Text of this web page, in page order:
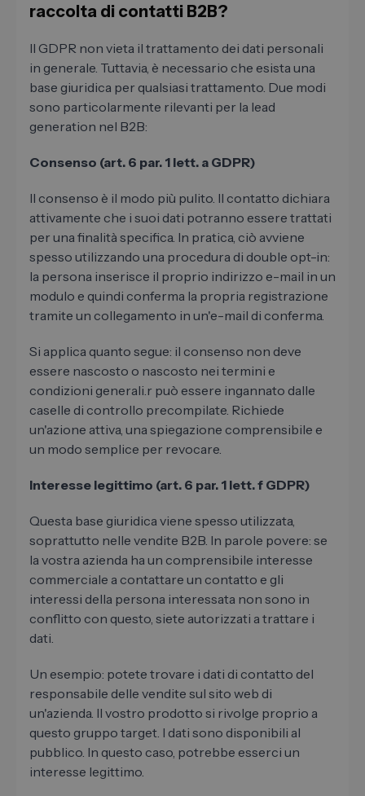
raccolta di contatti B2B?
Il GDPR non vieta il trattamento dei dati personali
in generale. Tuttavia, è necessario che esista una
base giuridica per qualsiasi trattamento. Due modi
sono particolarmente rilevanti per la lead
generation nel B2B:
Consenso (art. 6 par. 1 lett. a GDPR)
Il consenso è il modo più pulito. Il contatto dichiara
attivamente che i suoi dati potranno essere trattati
per una finalità specifica. In pratica, ciò avviene
spesso utilizzando una procedura di double opt-in:
la persona inserisce il proprio indirizzo e-mail in un
modulo e quindi conferma la propria registrazione
tramite un collegamento in un'e-mail di conferma.
Si applica quanto segue: il consenso non deve
essere nascosto o nascosto nei termini e
condizioni generali.r può essere ingannato dalle
caselle di controllo precompilate. Richiede
un'azione attiva, una spiegazione comprensibile e
un modo semplice per revocare.
Interesse legittimo (art. 6 par. 1 lett. f GDPR)
Questa base giuridica viene spesso utilizzata,
soprattutto nelle vendite B2B. In parole povere: se
la vostra azienda ha un comprensibile interesse
commerciale a contattare un contatto e gli
interessi della persona interessata non sono in
conflitto con questo, siete autorizzati a trattare i
dati.
Un esempio: potete trovare i dati di contatto del
responsabile delle vendite sul sito web di
un'azienda. Il vostro prodotto si rivolge proprio a
questo gruppo target. I dati sono disponibili al
pubblico. In questo caso, potrebbe esserci un
interesse legittimo.